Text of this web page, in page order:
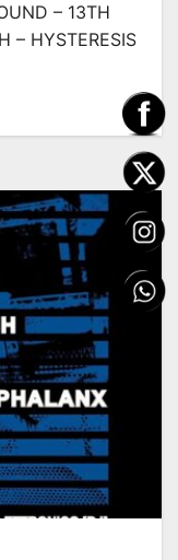
– 13TH
– HYSTERESIS